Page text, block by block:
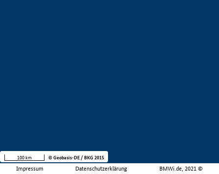
Impressum Datenschutzerklärung BMWi.de, 2021 ©
100 km © Geobasis-DE / BKG 2015